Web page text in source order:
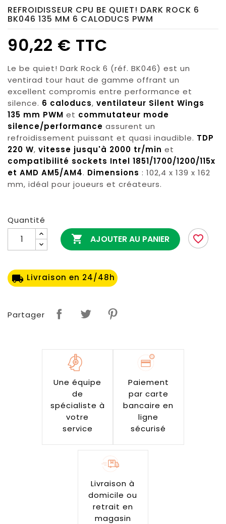
REFROIDISSEUR CPU BE QUIET! DARK ROCK 6
BK046 135 MM 6 CALODUCS PWM
90,22 € TTC
Le be quiet! Dark Rock 6 (réf. BK046) est un
ventirad tour haut de gamme offrant un
excellent compromis entre performance et
silence. 6 caloducs, ventilateur Silent Wings
135 mm PWM et commutateur mode
silence/performance assurent un
refroidissement puissant et quasi inaudible. TDP
220 W, vitesse jusqu'à 2000 tr/min et
compatibilité sockets Intel 1851/1700/1200/115x
et AMD AM5/AM4. Dimensions : 102,4 x 139 x 162
mm, idéal pour joueurs et créateurs.
Quantité
 AJOUTER AU PANIER favorite_border
local_shipping Livraison en 24/48h
Partager
Une équipe
de
spécialiste à
votre
service
Paiement
par carte
bancaire en
ligne
sécurisé
Livraison à
domicile ou
retrait en
magasin